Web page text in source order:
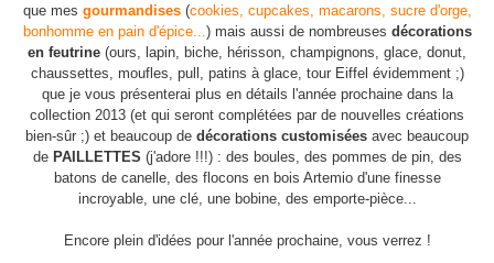
que mes gourmandises(cookies, cupcakes, macarons, sucre d'orge,
bonhomme en pain d'épice...) mais aussi de nombreuses décorations
en feutrine (ours, lapin, biche, hérisson, champignons, glace, donut,
chaussettes, moufles, pull, patins à glace, tour Eiffel évidemment ;)
que je vous présenterai plus en détails l'année prochaine dans la
collection 2013 (et qui seront complétées par de nouvelles créations
bien-sûr ;) et beaucoup de décorations customisées avec beaucoup
de PAILLETTES (j'adore !!!) : des boules, des pommes de pin, des
batons de canelle, des flocons en bois Artemio d'une finesse
incroyable, une clé, une bobine, des emporte-pièce...
Encore plein d'idées pour l'année prochaine, vous verrez !